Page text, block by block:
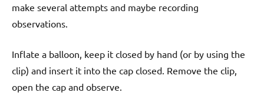
make several attempts and maybe recording
observations.
Inflate a balloon, keep it closed by hand (or by using the
clip) and insert it into the cap closed. Remove the clip,
open the cap and observe.